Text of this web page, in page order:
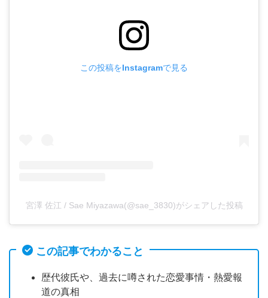
この投稿をInstagramで見る
宮澤 佐江 / Sae Miyazawa(@sae_3830)がシェアした投稿
この記事でわかること
歴代彼氏や、過去に噂された恋愛事情・熱愛報
道の真相